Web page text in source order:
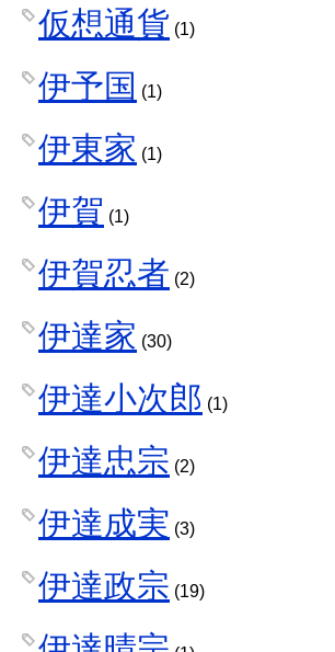
仮想通貨 (1)
伊予国 (1)
伊東家 (1)
伊賀 (1)
伊賀忍者 (2)
伊達家 (30)
伊達小次郎 (1)
伊達忠宗 (2)
伊達成実 (3)
伊達政宗 (19)